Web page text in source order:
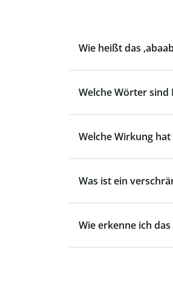
Wie heißt das
Welche Wörter sind
Welche Wirkung
Was ist ein
Wie erkenne ich